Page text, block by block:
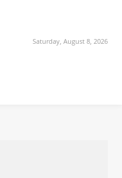
Saturday, August 8, 2026